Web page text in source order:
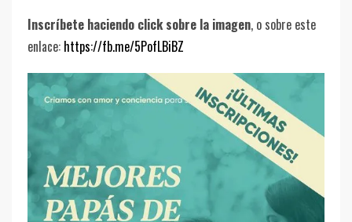
Inscríbete haciendo click sobre la imagen, o sobre este
enlace: https://fb.me/5PofLBiBZ